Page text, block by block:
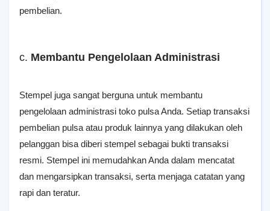
pembelian.
c. Membantu Pengelolaan Administrasi
Stempel juga sangat berguna untuk membantu
pengelolaan administrasi toko pulsa Anda. Setiap transaksi
pembelian pulsa atau produk lainnya yang dilakukan oleh
pelanggan bisa diberi stempel sebagai bukti transaksi
resmi. Stempel ini memudahkan Anda dalam mencatat
dan mengarsipkan transaksi, serta menjaga catatan yang
rapi dan teratur.